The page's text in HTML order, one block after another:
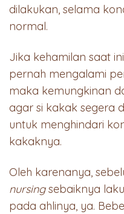
dilakukan, selama
normal.
Jika kehamilan saat
pernah mengalami
maka kemungkinan
agar si kakak segera
untuk menghindari
kakaknya.
Oleh karenanya,
nursingsebaiknya
pada ahlinya, ya.